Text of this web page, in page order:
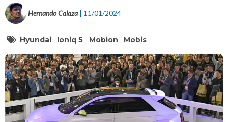
Hernando Calaza | 11/01/2024
Hyundai Ioniq 5 Mobion Mobis